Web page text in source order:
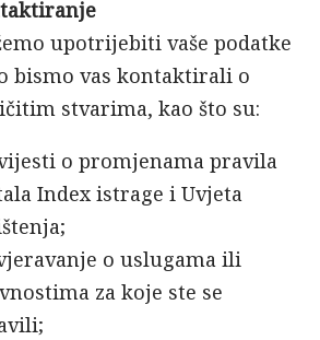
upotrijebiti vaše podatke
bismo vas kontaktirali o
stvarima, kao što su:
o promjenama pravila
Index istrage i Uvjeta
o uslugama ili
za koje ste se